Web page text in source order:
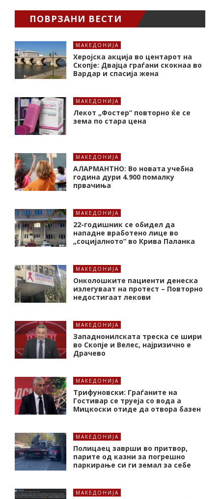
ПОВРЗАНИ ВЕСТИ
МАКЕДОНИЈА
Херојска акција во центарот на
Скопје: Двајца граѓани скокнаа во
Вардар и спасија жена
МАКЕДОНИЈА
Лекот „Фостер“ повторно ќе се
зема по стара цена
МАКЕДОНИЈА
АЛАРМАНТНО: Во новата учебна
година дури 4.900 помалку
првачиња
МАКЕДОНИЈА
22-годишник се обидел да
нападне вработено лице во
„социјалното“ во Крива Паланка
МАКЕДОНИЈА
Онколошките пациенти денеска
излегуваат на протест – Повторно
недостигаат лекови
МАКЕДОНИЈА
Западнонилската треска се шири
во Скопје и Велес, најризично е
Драчево
МАКЕДОНИЈА
Трифуновски: Граѓаните на
Гостивар се труеја со вода а
Мицкоски отиде да отвора базен
МАКЕДОНИЈА
Полицаец заврши во притвор,
парите од казни за погрешно
паркирање си ги земал за себе
МАКЕДОНИЈА